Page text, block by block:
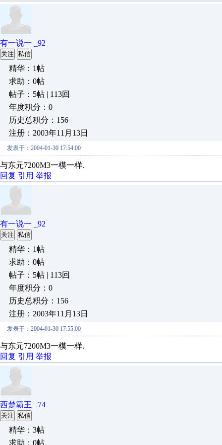
有一说一 _92
关注 私信
精华：1帖
求助：0帖
帖子：5帖 | 113回
年度积分：0
历史总积分：156
注册：2003年11月13日
发表于：2004-01-30 17:54:00
与东元7200M3一模一样.
回复 引用 举报
有一说一 _92
关注 私信
精华：1帖
求助：0帖
帖子：5帖 | 113回
年度积分：0
历史总积分：156
注册：2003年11月13日
发表于：2004-01-30 17:55:00
与东元7200M3一模一样.
回复 引用 举报
西楚霸王 _74
关注 私信
精华：3帖
求助：0帖